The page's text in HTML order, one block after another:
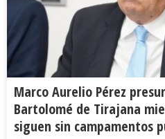
Marco Aurelio Pérez
Bartolomé de Tirajana
siguen sin campamentos